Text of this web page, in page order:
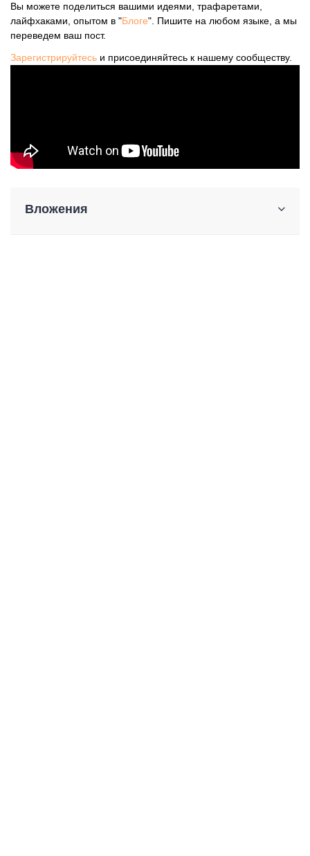
Вы можете поделиться вашими идеями, трафаретами,
лайфхаками, опытом в "Блоге". Пишите на любом языке, а мы
переведем ваш пост.
Зарегистрируйтесь и присоединяйтесь к нашему сообществу.
Вложения